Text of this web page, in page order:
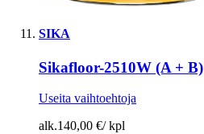
SIKA
Sikafloor-2510W (A + B)
Useita vaihtoehtoja
alk.140,00 €/ kpl